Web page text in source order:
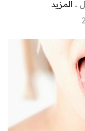
.. المزيد